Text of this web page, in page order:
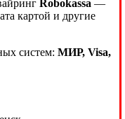
Robokassa —
картой и другие
систем: МИР, Visa,